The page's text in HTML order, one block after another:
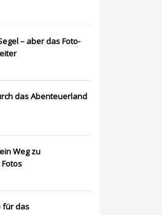
– aber das Foto-
das Abenteuerland
Weg zu
für das